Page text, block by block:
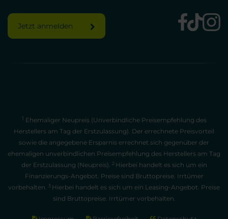
Jetzt anmelden
1 Ehemaliger Neupreis (Unverbindliche Preisempfehlung des
Herstellers am Tag der Erstzulassung). Der errechnete Preisvorteil
sowie die angegebene Ersparnis errechnet sich gegenüber der
ehemaligen unverbindlichen Preisempfehlung des Herstellers am Tag
der Erstzulassung (Neupreis). 2 Hierbei handelt es sich um ein
Finanzierungs-Angebot. Preise sind Bruttopreise. Irrtümer
vorbehalten. 3 Hierbei handelt es sich um ein Leasing-Angebot. Preise
sind Bruttopreise. Irrtümer vorbehalten.